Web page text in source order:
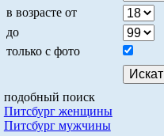
в возрасте от
до
только с фото
подобный поиск
Питсбург женщины
Питсбург мужчины